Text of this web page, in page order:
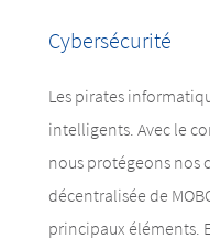
Cybersécurité
Les pirates
intelligents. Avec le
nous protégeons nos
décentralisée de
principaux éléments.